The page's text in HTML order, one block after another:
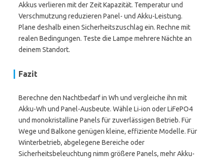
Akkus verlieren mit der Zeit Kapazität. Temperatur und
Verschmutzung reduzieren Panel- und Akku-Leistung.
Plane deshalb einen Sicherheitszuschlag ein. Rechne mit
realen Bedingungen. Teste die Lampe mehrere Nächte an
deinem Standort.
Fazit
Berechne den Nachtbedarf in Wh und vergleiche ihn mit
Akku-Wh und Panel-Ausbeute. Wähle Li‑ion oder LiFePO4
und monokristalline Panels für zuverlässigen Betrieb. Für
Wege und Balkone genügen kleine, effiziente Modelle. Für
Winterbetrieb, abgelegene Bereiche oder
Sicherheitsbeleuchtung nimm größere Panels, mehr Akku-